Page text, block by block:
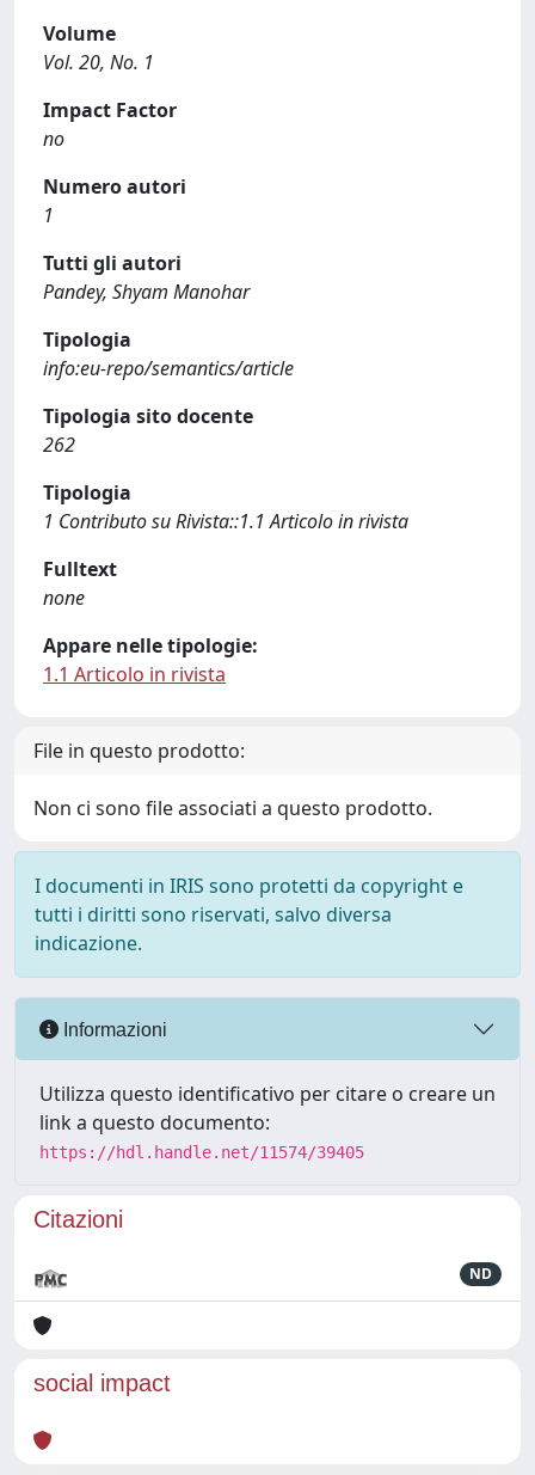
Volume
Vol. 20, No. 1
Impact Factor
no
Numero autori
1
Tutti gli autori
Pandey, Shyam Manohar
Tipologia
info:eu-repo/semantics/article
Tipologia sito docente
262
Tipologia
1 Contributo su Rivista::1.1 Articolo in rivista
Fulltext
none
Appare nelle tipologie:
1.1 Articolo in rivista
File in questo prodotto:
Non ci sono file associati a questo prodotto.
I documenti in IRIS sono protetti da copyright e
tutti i diritti sono riservati, salvo diversa
indicazione.
Informazioni
Utilizza questo identificativo per citare o creare un
link a questo documento:
https://hdl.handle.net/11574/39405
Citazioni
ND
social impact